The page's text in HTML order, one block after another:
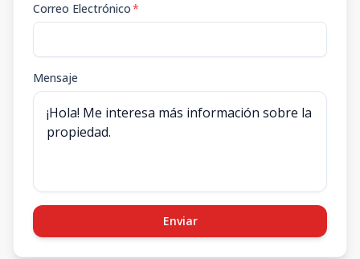
Correo Electrónico*
Mensaje
Enviar